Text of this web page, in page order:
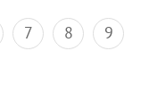
7 8
9